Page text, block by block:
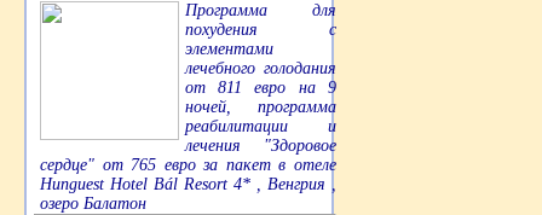
Программа для
похудения с
элементами
лечебного голодания
от 811 евро на 9
ночей, программа
реабилитации и
лечения "Здоровое
сердце" от 765 евро за пакет в отеле
Hunguest Hotel Bál Resort 4* , Венгрия ,
озеро Балатон